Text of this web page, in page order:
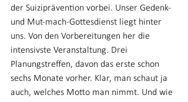
der Suiziprävention vorbei. Unser Gedenk-
und Mut-mach-Gottesdienst liegt hinter
uns. Von den Vorbereitungen her die
intensivste Veranstaltung. Drei
Planungstreffen, davon das erste schon
sechs Monate vorher. Klar, man schaut ja
auch, welches Motto man nimmt. Und wie